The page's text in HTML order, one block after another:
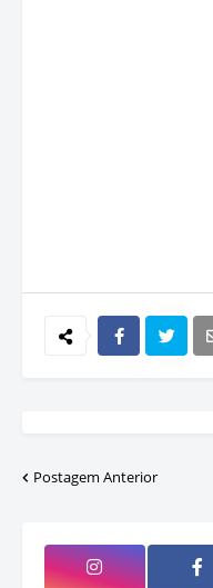
Postagem Anterior